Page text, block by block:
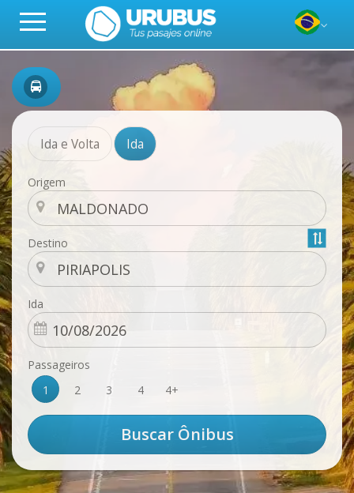
Ida e Volta Ida
Origem
Destino
Ida
Passageiros
1
2 3 4 4+